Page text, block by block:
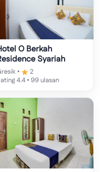
O Berkah
Syariah
•
2
4.4 • 99 ulasan